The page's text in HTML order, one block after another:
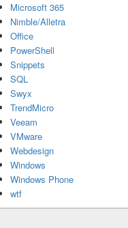
Microsoft 365
Nimble/Alletra
Office
PowerShell
Snippets
SQL
Swyx
TrendMicro
Veeam
VMware
Webdesign
Windows
Windows Phone
wtf